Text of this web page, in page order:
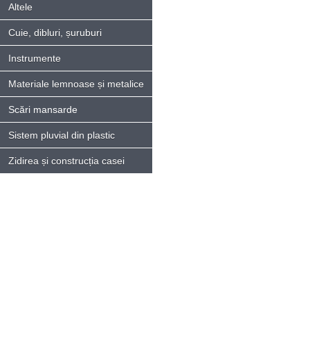
Altele
Cuie, dibluri, șuruburi
Instrumente
Materiale lemnoase și metalice
Scări mansarde
Sistem pluvial din plastic
Zidirea și construcția casei